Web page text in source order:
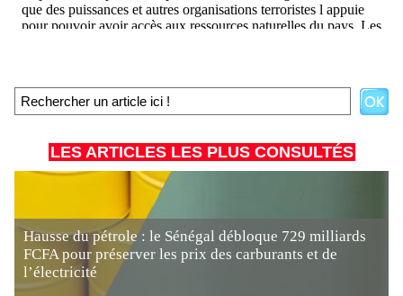
LES ARTICLES LES PLUS CONSULTÉS
Hausse du pétrole : le Sénégal débloque 729 milliards
FCFA pour préserver les prix des carburants et de
l’électricité